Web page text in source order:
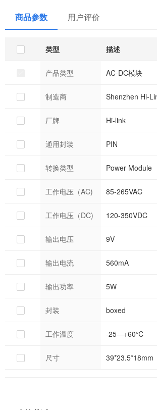
商品参数 用户评价
类型 描述
产品类型 AC-DC模块
制造商 Shenzhen Hi-
厂牌 Hi-link
通用封装 PIN
转换类型 Power Module
工作电压（AC) 85-265VAC
工作电压（DC) 120-350VDC
输出电压 9V
输出电流 560mA
输出功率 5W
封装 boxed
工作温度 -25—+60℃
尺寸 39*23.5*18mm